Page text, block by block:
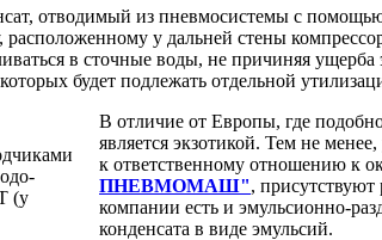
отводимый из пневмосистемы с
расположенному у дальней стены
в сточные воды, не причиняя
будет подлежать отдельной
В отличие от Европы, где
является экзотикой. Тем не
к ответственному отношению к
ПНЕВМОМАШ", присутствуют
компании есть и эмульсионно-
конденсата в виде эмульсий.